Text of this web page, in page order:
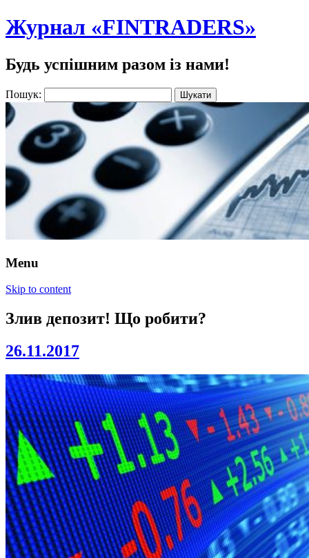
Журнал «FINTRADERS»
Будь успішним разом із нами!
Пошук:
Menu
Skip to content
Злив депозит! Що робити?
26.11.2017